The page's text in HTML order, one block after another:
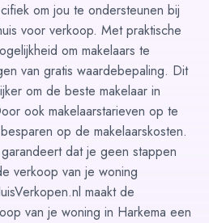
om jou te ondersteunen bij
voor verkoop. Met praktische
om makelaars te
van gratis waardebepaling. Dit
om de beste makelaar in
ook makelaarstarieven op te
op de makelaarskosten.
garandeert dat je geen stappen
verkoop van je woning
maakt de
van je woning in Harkema een